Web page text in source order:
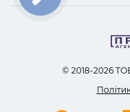
© 2018-2026